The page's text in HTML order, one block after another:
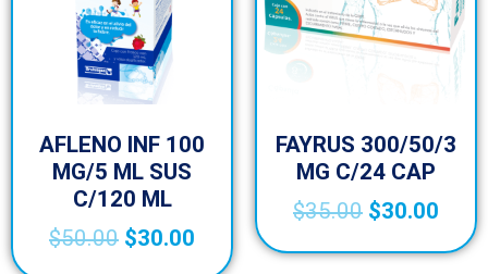
AFLENO INF 100
MG/5 ML SUS
C/120 ML
$50.00 $30.00
FAYRUS 300/50/3
MG C/24 CAP
$35.00 $30.00